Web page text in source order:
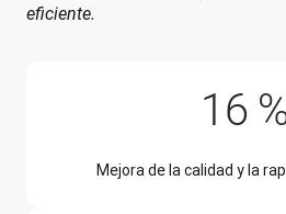
eficiente.
16
Mejora de la calidad y la